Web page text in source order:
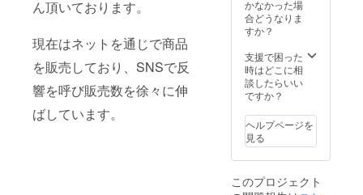
ん頂いております。
現在はネットを通じで商品
を販売しており、SNSで反
響を呼び販売数を徐々に伸
ばしています。
限り
使用方
法：
ンライ
ン
ショッ
プに同
クーポ
ンコー
ドを入
力して
済 クー
ショッ
プ
fficial.e
c/）
クーポ
ンの配
法：ダ
イヤモ
ンドに
同封し
ポン
イズは
上記記
径をご
参考く
ださ
い。
ポンに
つい
て】
クーポ
可能場
かなかった場
合どうなりま
すか？
支援で困った
時はどこに相
談したらいい
ですか？
ヘルプページを
見る
このプロジェクト